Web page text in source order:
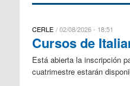
CERLE 02/08/2026 - 18:51
Cursos de
Está abierta la inscripción
cuatrimestre estarán